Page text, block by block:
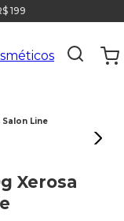
199
Line
Xerosa